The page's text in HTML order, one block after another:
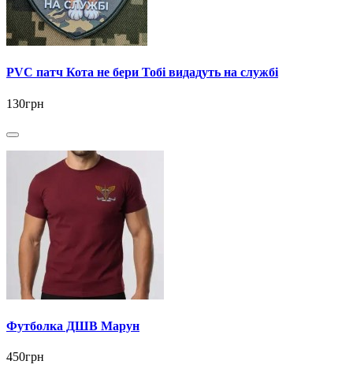
PVC патч Кота не бери Тобі видадуть на службі
130грн
Футболка ДШВ Марун
450грн